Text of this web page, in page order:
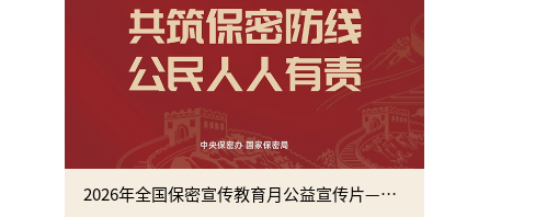
2026年全国保密宣传教育月公益宣传片—方寸之间